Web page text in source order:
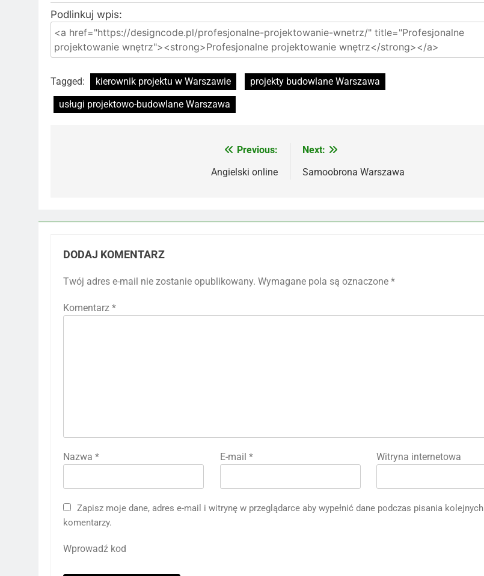
Podlinkuj wpis:
Tagged: kierownik projektu w Warszawie
projekty budowlane Warszawa
usługi projektowo-budowlane Warszawa
Previous:
Angielski online
Next:
Samoobrona Warszawa
DODAJ KOMENTARZ
Twój adres e-mail nie zostanie opublikowany. Wymagane pola są oznaczone *
Komentarz *
Nazwa * E-mail * Witryna internetowa
Zapisz moje dane, adres e-mail i witrynę w przeglądarce aby wypełnić dane podczas pisania kolejnych
komentarzy.
Wprowadź kod